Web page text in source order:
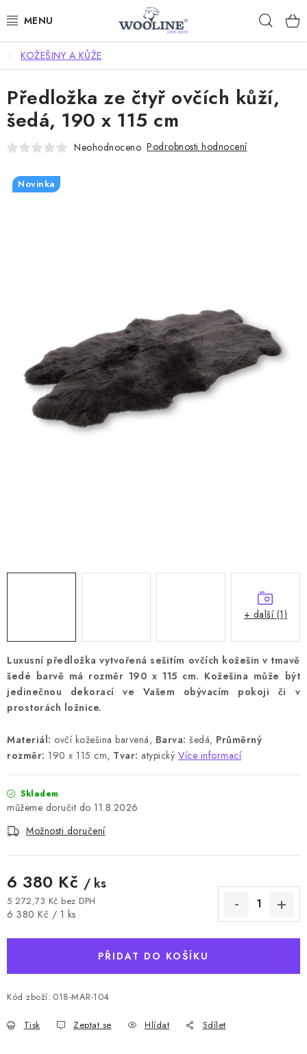
na
AKCE %
DÁRKOVÉ POUKAZY
OBLEČENÍ
Hodnocení obchodu
Kontakty
FAQ
KOŽEŠINY A KŮŽE
Luxusní předložka vytvořená sešitím ovčích kožešin v tmavě
šedé barvě má rozměr 190 x 115 cm. Kožešina může být
jedinečnou dekorací ve Vašem obývacím pokoji či v
prostorách ložnice.
Materiál: ovčí kožešina barvená, Barva: šedá, Průměrný
rozměr: 190 x 115 cm, Tvar: atypický Více informací
Skladem
11.8.2026
Možnosti doručení
6 380 Kč / ks
5 272,73 Kč bez DPH
Měrná cena:
6 380 Kč / 1 ks
PŘIDAT DO KOŠÍKU
Kód zboží: 018-MAR-104
Tisk Zeptat se Hlídat Sdílet
Předložka ze čtyř ovčích kůží,
šedá, 190 x 115 cm
Neohodnoceno Podrobnosti hodnocení
Novinka
+ další (1)